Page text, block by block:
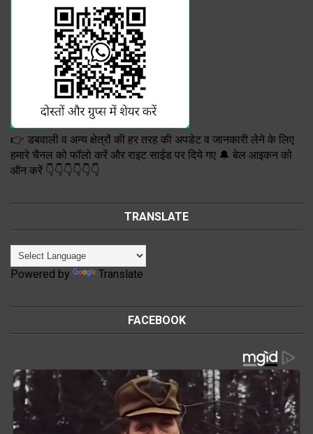
👉 डबवाली व अन्य क्षेत्रों की हर तरह की अपडेट व जानकारी लेने के लिए
हमारे चैनल को फॉलो करें और राइट साईड पर दिये गए 🔔 बेल आइकन को
ऑन करें 👇👇👇👇👇👇
TRANSLATE
Powered by Translate
FACEBOOK